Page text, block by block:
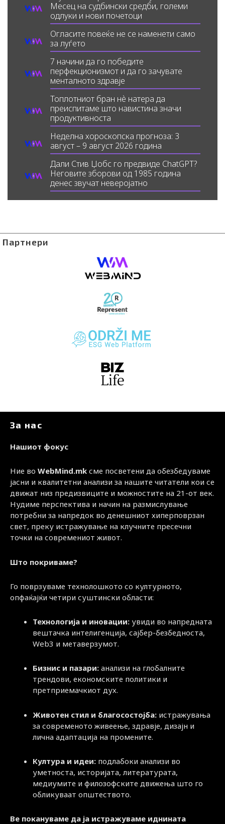
Месец на судбински средби, големи
одлуки и нови почетоци
Огласите повеќе не се наменети само
за луѓето
7 начини да го победите
перфекционизмот и да го зачувате
менталното здравје
Топлотниот бран нè натера да
преиспитаме што навистина значи
продуктивноста
Неделна хороскопска прогноза: 3
август – 9 август 2026 година
Дали Стив Џобс го предвиде ChatGPT?
Неговите зборови од 1985 година
денес звучат неверојатно
Партнери
За нас
Нашиот фокус
Ние во WebMind.mk сме посветени да обезбедуваме
јасни и квалитетни анализи за нашите читатели кои се
движат низ предизвиците и можностите на 21-от век.
Нудиме перспектива и начин на размислување
потребни за напредок во денешниот хиперповрзан
свет, преку истражување на клучните пресечни
точки на современиот живот.
Што покриваме?
Го поврзуваме технолошкото со културното,
опфаќајќи четири суштински области:
Технологија и иновации: увиди во напредната
вештачка интелигенција, сајбер-безбедноста,
Web3 и метаверзумот.
Бизнис и пазари: анализи на глобалните
трендови, економските политики и
претприемачкиот дух.
Животен стил и благосостојба: истражувања
за современото живеење, здравје, дизајн и
лична адаптација на промените.
Култура и идеи: подлабоки анализи во
уметноста, историјата, литературата,
медиумите и филозофските движења што го
обликуваат општеството.
Ве покануваме да ја истражуваме иднината